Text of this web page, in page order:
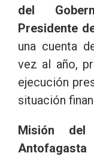
del
Presidente
una cuenta
vez al año,
ejecución
situación
Misión del
Antofagasta